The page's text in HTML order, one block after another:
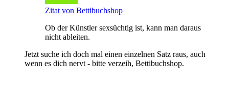
Zitat von Bettibuchshop
Ob der Künstler sexsüchtig ist, kann man daraus
nicht ableiten.
Jetzt suche ich doch mal einen einzelnen Satz raus, auch
wenn es dich nervt - bitte verzeih, Bettibuchshop.